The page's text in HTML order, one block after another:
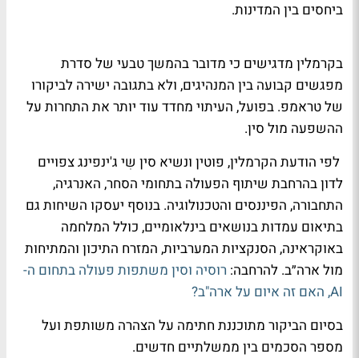
ביחסים בין המדינות.
בקרמלין מדגישים כי מדובר בהמשך טבעי של סדרת
מפגשים קבועה בין המנהיגים, ולא בתגובה ישירה לביקורו
של טראמפ. בפועל, העיתוי מחדד עוד יותר את התחרות על
ההשפעה מול סין.
לפי הודעת הקרמלין, פוטין ונשיא סין שִי ג'ינפינג צפויים
לדון בהרחבת שיתוף הפעולה בתחומי הסחר, האנרגיה,
התחבורה, הפיננסים והטכנולוגיה. בנוסף יעסקו השיחות גם
בתיאום עמדות בנושאים בינלאומיים, כולל המלחמה
באוקראינה, הסנקציות המערביות, המזרח התיכון והמתיחות
מול ארה״ב. להרחבה: רוסיה וסין משתפות פעולה בתחום ה-
AI, האם זה איום על ארה"ב?
בסיום הביקור מתוכננת חתימה על הצהרה משותפת ועל
מספר הסכמים בין ממשלתיים חדשים.